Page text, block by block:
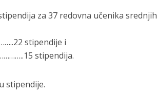
za 37 redovna učenika srednjih
stipendije i
stipendija.
stipendije.